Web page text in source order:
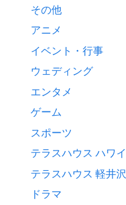
その他
アニメ
イベント・行事
ウェディング
エンタメ
ゲーム
スポーツ
テラスハウス ハワイ
テラスハウス 軽井沢
ドラマ